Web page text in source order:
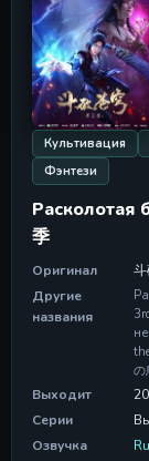
Культивация
Фэнтези
Расколотая
季
Оригинал
Другие
названия
の
Выходит
Серии
Озвучка